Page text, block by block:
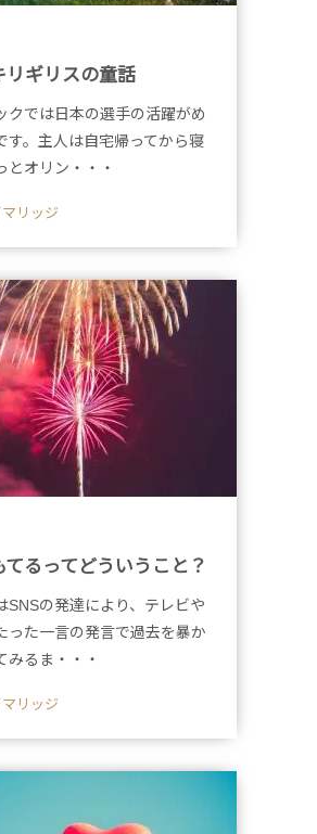
リギリスの童話
クでは日本の選手の活躍がめ
す。主人は自宅帰ってから寝
とオリン・・・
リッジ
てるってどういうこと？
SNSの発達により、テレビや
った一言の発言で過去を暴か
みるま・・・
リッジ